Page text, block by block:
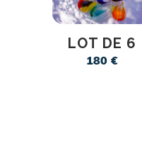
LOT DE 6
180 €